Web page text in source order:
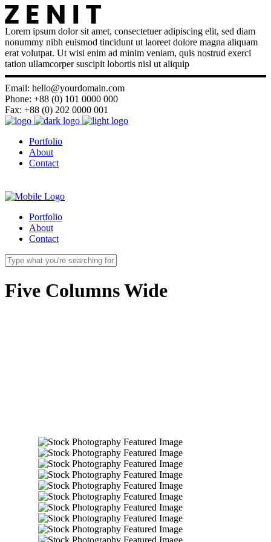
Lorem ipsum dolor sit amet, consectetuer adipiscing elit, sed diam
nonummy nibh euismod tincidunt ut laoreet dolore magna aliquam
erat volutpat. Ut wisi enim ad minim veniam, quis nostrud exerci
tation ullamcorper suscipit lobortis nisl ut aliquip
Email: hello@yourdomain.com
Phone: +88 (0) 101 0000 000
Fax: +88 (0) 202 0000 001
Portfolio
About
Contact
Portfolio
About
Contact
Five Columns Wide